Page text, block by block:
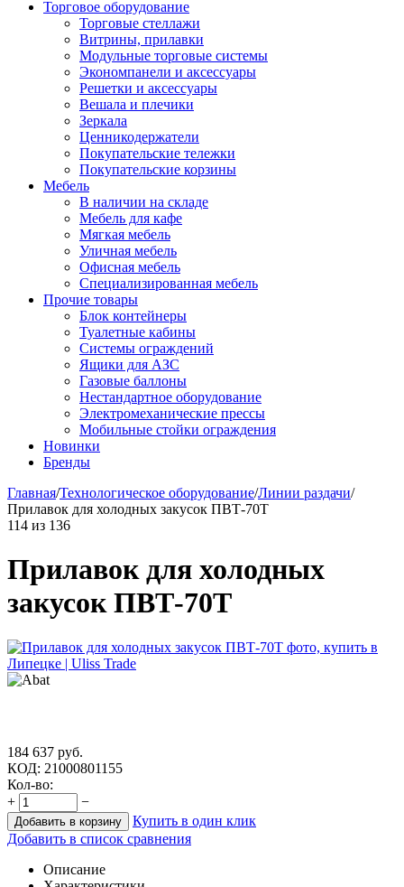
Торговое оборудование
Торговые стеллажи
Витрины, прилавки
Модульные торговые системы
Экономпанели и аксессуары
Решетки и аксессуары
Вешала и плечики
Зеркала
Ценникодержатели
Покупательские тележки
Покупательские корзины
Мебель
В наличии на складе
Мебель для кафе
Мягкая мебель
Уличная мебель
Офисная мебель
Специализированная мебель
Прочие товары
Блок контейнеры
Туалетные кабины
Системы ограждений
Ящики для АЗС
Газовые баллоны
Нестандартное оборудование
Электромеханические прессы
Мобильные стойки ограждения
Новинки
Бренды
Главная/Технологическое оборудование/Линии раздачи/
Прилавок для холодных закусок ПВТ-70Т
114 из 136
Прилавок для холодных
закусок ПВТ-70Т
184 637 руб.
КОД: 21000801155
Кол-во:
+
−
Добавить в корзину
Купить в один клик
Добавить в список сравнения
Описание